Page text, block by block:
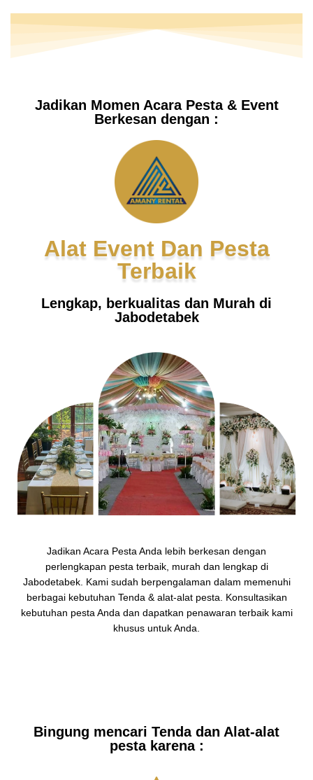
Jadikan Momen Acara Pesta & Event
Berkesan dengan :
Alat Event Dan Pesta
Terbaik
Lengkap, berkualitas dan Murah di
Jabodetabek
Jadikan Acara Pesta Anda lebih berkesan dengan
perlengkapan pesta terbaik, murah dan lengkap di
Jabodetabek. Kami sudah berpengalaman dalam memenuhi
berbagai kebutuhan Tenda & alat-alat pesta. Konsultasikan
kebutuhan pesta Anda dan dapatkan penawaran terbaik kami
khusus untuk Anda.
Bingung mencari Tenda dan Alat-alat
pesta karena :